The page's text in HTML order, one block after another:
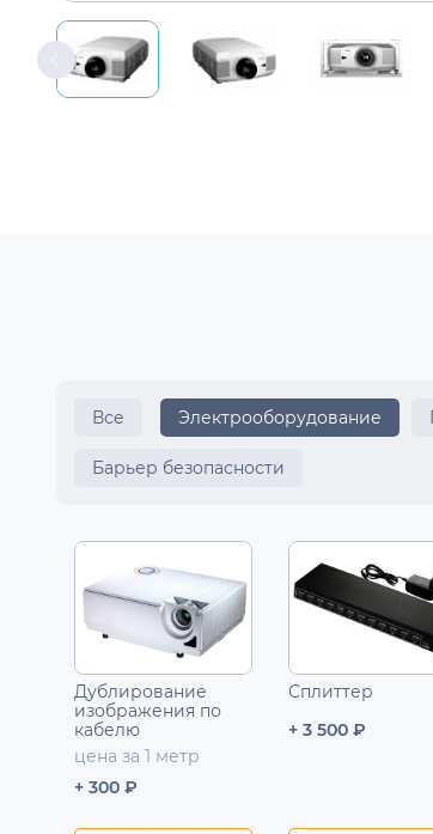
Все Электрооборудование
Барьер безопасности
Дублирование
изображения по
кабелю
цена за 1 метр
+ 300 ₽
Сплиттер
+ 3 500 ₽